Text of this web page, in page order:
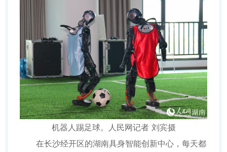
机器人踢足球。人民网记者 刘宾摄
在长沙经开区的湖南具身智能创新中心，每天都